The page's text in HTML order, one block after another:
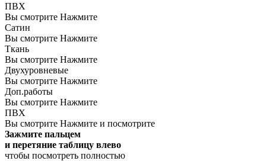
ПВХ
Вы смотрите Нажмите
Сатин
Вы смотрите Нажмите
Ткань
Вы смотрите Нажмите
Двухуровневые
Вы смотрите Нажмите
Доп.работы
Вы смотрите Нажмите
ПВХ
Вы смотрите Нажмите и посмотрите
Зажмите пальцем
и перетяние таблицу влево
чтобы посмотреть полностью